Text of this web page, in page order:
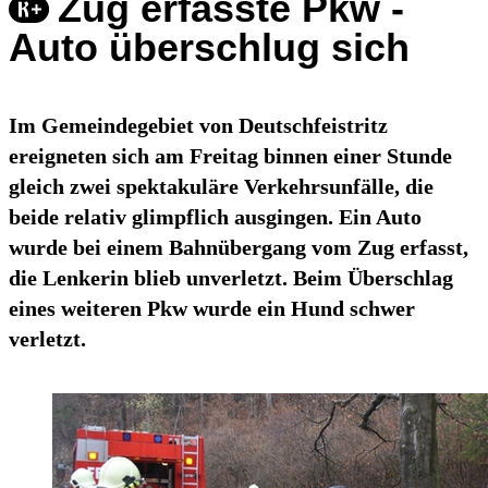
Auto überschlug sich
Im Gemeindegebiet von Deutschfeistritz
ereigneten sich am Freitag binnen einer Stunde
gleich zwei spektakuläre Verkehrsunfälle, die
beide relativ glimpflich ausgingen. Ein Auto
wurde bei einem Bahnübergang vom Zug erfasst,
die Lenkerin blieb unverletzt. Beim Überschlag
eines weiteren Pkw wurde ein Hund schwer
verletzt.